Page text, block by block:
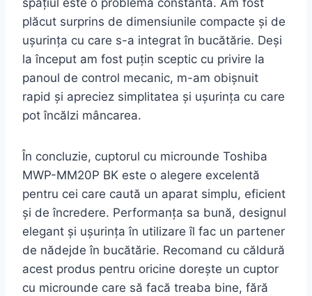
spațiul este o problemă constantă. Am fost
plăcut surprins de dimensiunile compacte și de
ușurința cu care s-a integrat în bucătărie. Deși
la început am fost puțin sceptic cu privire la
panoul de control mecanic, m-am obișnuit
rapid și apreciez simplitatea și ușurința cu care
pot încălzi mâncarea.
În concluzie, cuptorul cu microunde Toshiba
MWP-MM20P BK este o alegere excelentă
pentru cei care caută un aparat simplu, eficient
și de încredere. Performanța sa bună, designul
elegant și ușurința în utilizare îl fac un partener
de nădejde în bucătărie. Recomand cu căldură
acest produs pentru oricine dorește un cuptor
cu microunde care să facă treaba bine, fără